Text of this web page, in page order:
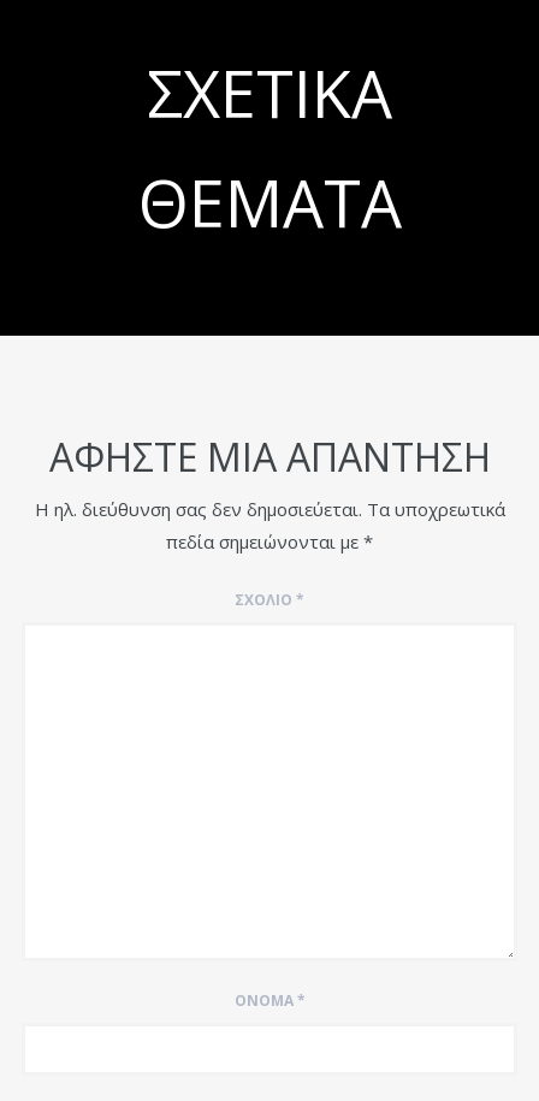
ΣΧΕΤΙΚΆ
ΘΈΜΑΤΑ
ΑΦΉΣΤΕ ΜΙΑ ΑΠΆΝΤΗΣΗ
Η ηλ. διεύθυνση σας δεν δημοσιεύεται. Τα υποχρεωτικά
πεδία σημειώνονται με *
ΣΧΌΛΙΟ *
ΌΝΟΜΑ*